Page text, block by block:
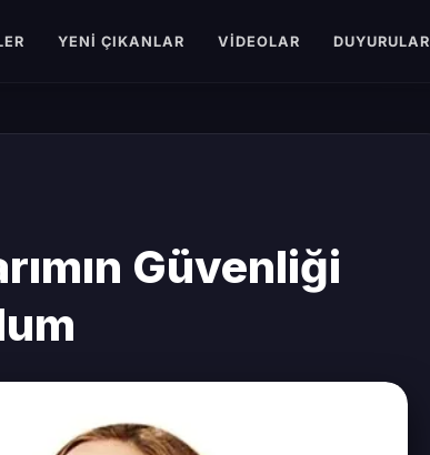
YENI ÇIKANLAR VIDEOLAR DUYURULAR
Güvenliği